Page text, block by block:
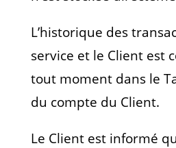
L’historique des
service et le Client est
tout moment dans le
du compte du Client.
Le Client est informé